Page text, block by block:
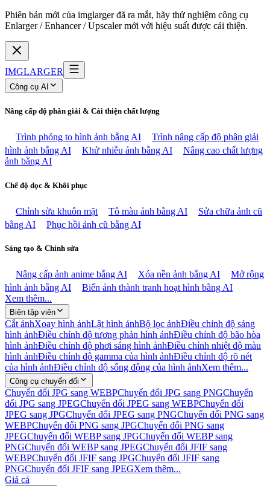
Phiên bản mới của imglarger đã ra mắt, hãy thử nghiệm công cụ
Enlarger / Enhancer / Upscaler mới với hiệu suất được cải thiện.
IMGLARGER
Công cụ AI
Nâng cấp độ phân giải & Cải thiện chất lượng
Trình phóng to hình ảnh bằng AI
Trình nâng cấp độ phân giải
hình ảnh bằng AI
Khử nhiễu ảnh bằng AI
Nâng cao chất lượng
ảnh bằng AI
Chế độ dọc & Khôi phục
Chỉnh sửa khuôn mặt Tô màu ảnh bằng AI
Sửa chữa ảnh cũ
bằng AI
Phục hồi ảnh cũ bằng AI
Sáng tạo & Chỉnh sửa
Nâng cấp ảnh anime bằng AI Xóa nền ảnh bằng AI
Mở rộng
hình ảnh bằng AI
Biến ảnh thành tranh hoạt hình bằng AI
Xem thêm...
Biên tập viên
Cắt ảnhXoay hình ảnhLật hình ảnhBộ lọc ảnhĐiều chỉnh độ sáng
hình ảnhĐiều chỉnh độ tương phản hình ảnhĐiều chỉnh độ bão hòa
hình ảnhĐiều chỉnh độ phơi sáng hình ảnhĐiều chỉnh nhiệt độ màu
hình ảnhĐiều chỉnh độ gamma của hình ảnhĐiều chỉnh độ rõ nét
của hình ảnhĐiều chỉnh độ sống động của hình ảnhXem thêm...
Công cụ chuyển đổi
Chuyển đổi JPG sang WEBPChuyển đổi JPG sang PNGChuyển
đổi JPG sang JPEGChuyển đổi JPEG sang WEBPChuyển đổi
JPEG sang JPGChuyển đổi JPEG sang PNGChuyển đổi PNG sang
WEBPChuyển đổi PNG sang JPGChuyển đổi PNG sang
JPEGChuyển đổi WEBP sang JPGChuyển đổi WEBP sang
PNGChuyển đổi WEBP sang JPEGChuyển đổi JFIF sang
WEBPChuyển đổi JFIF sang JPGChuyển đổi JFIF sang
PNGChuyển đổi JFIF sang JPEGXem thêm...
Giá cả